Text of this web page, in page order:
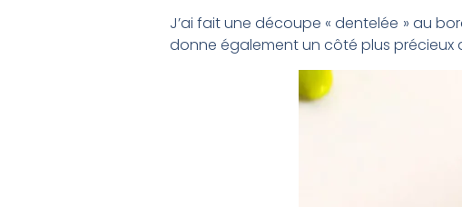
J’ai fait une découpe « dentelée » au
donne également un côté plus précieux